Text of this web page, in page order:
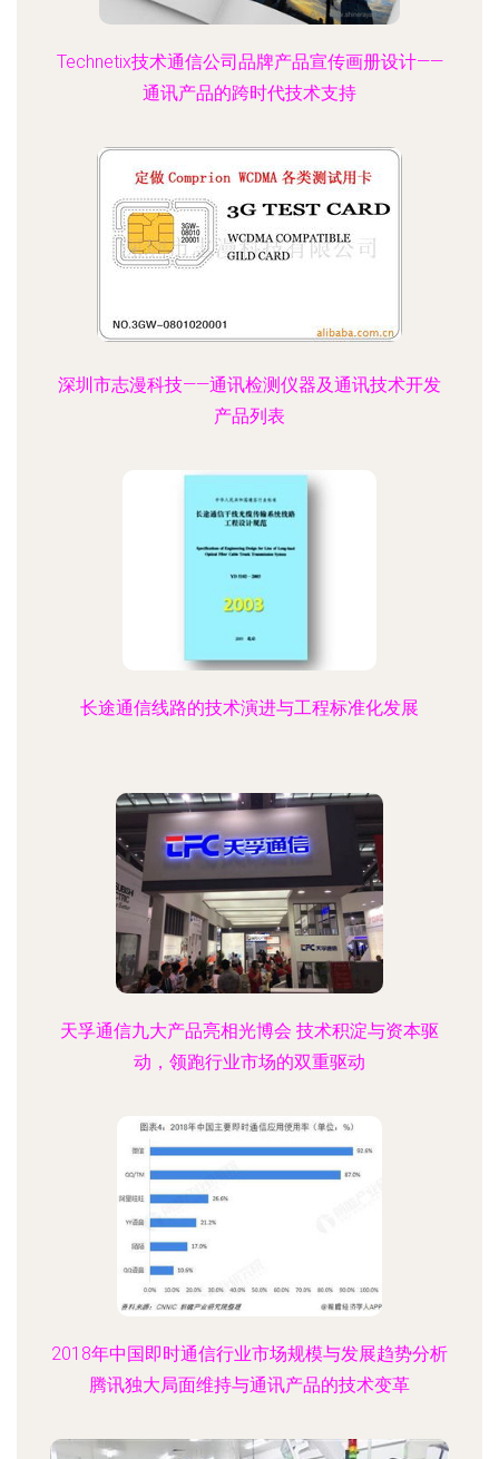
Technetix技术通信公司品牌产品宣传画册设计——
通讯产品的跨时代技术支持
深圳市志漫科技——通讯检测仪器及通讯技术开发
产品列表
长途通信线路的技术演进与工程标准化发展
天孚通信九大产品亮相光博会 技术积淀与资本驱
动，领跑行业市场的双重驱动
2018年中国即时通信行业市场规模与发展趋势分析
腾讯独大局面维持与通讯产品的技术变革